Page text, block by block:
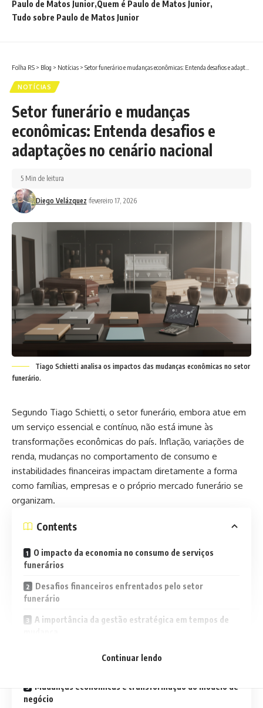
Paulo de Matos Junior Quem é Paulo de Matos Junior
Tudo sobre Paulo de Matos Junior
Folha RS > Blog > Notícias > Setor funerário e mudanças econômicas: Entenda desafios e adaptações no cenário nacional
NOTÍCIAS
Setor funerário e mudanças
econômicas: Entenda desafios e
adaptações no cenário nacional
Diego Velázquez fevereiro 17, 2026
5 Min de leitura
Tiago Schietti analisa os impactos das mudanças econômicas no setor
funerário.
Segundo Tiago Schietti, o setor funerário, embora atue em
um serviço essencial e contínuo, não está imune às
transformações econômicas do país. Inflação, variações de
renda, mudanças no comportamento de consumo e
instabilidades financeiras impactam diretamente a forma
como famílias, empresas e o próprio mercado funerário se
organizam.
Contents
O impacto da economia no consumo de serviços
funerários
Desafios financeiros enfrentados pelo setor
funerário
A importância da gestão estratégica em tempos de
Serviços funerários acessíveis e responsabilidade
Mudanças econômicas e transformação do modelo de
negócio
Continuar lendo